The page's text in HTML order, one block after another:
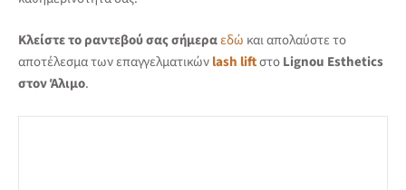
Κλείστε το ραντεβού σας σήμεραεδώ και απολαύστε το
αποτέλεσμα των επαγγελματικώνlash liftστοLignou Esthetics
στον Άλιμο.